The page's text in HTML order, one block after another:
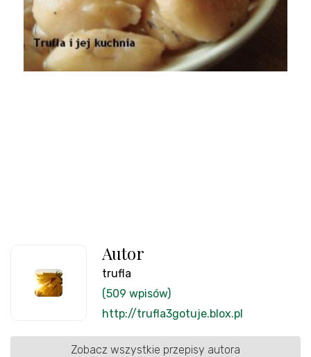
Autor
trufla
(509 wpisów)
http://trufla3gotuje.blox.pl
Zobacz wszystkie przepisy autora